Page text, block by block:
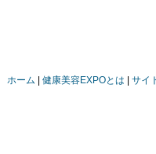
ホーム 健康美容EXPOとは サイ